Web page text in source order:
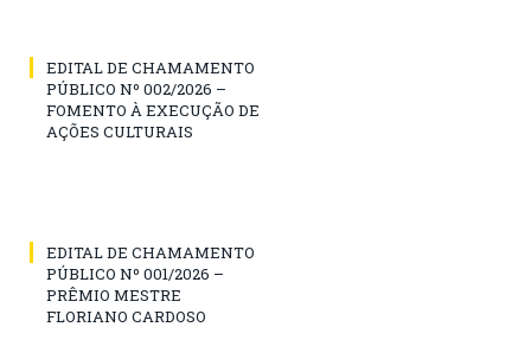
EDITAL DE CHAMAMENTO
PÚBLICO Nº 002/2026 –
FOMENTO À EXECUÇÃO DE
AÇÕES CULTURAIS
EDITAL DE CHAMAMENTO
PÚBLICO Nº 001/2026 –
PRÊMIO MESTRE
FLORIANO CARDOSO